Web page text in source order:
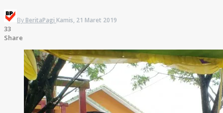
By BeritaPagi Kamis, 21 Maret 2019
33
Share